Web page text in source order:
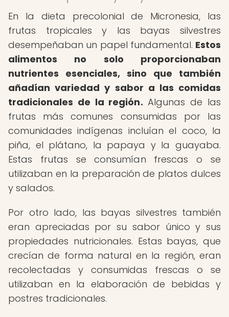
En la dieta precolonial de Micronesia, las
frutas tropicales y las bayas silvestres
desempeñaban un papel fundamental. Estos
alimentos no solo proporcionaban
nutrientes esenciales, sino que también
añadían variedad y sabor a las comidas
tradicionales de la región. Algunas de las
frutas más comunes consumidas por las
comunidades indígenas incluían el coco, la
piña, el plátano, la papaya y la guayaba.
Estas frutas se consumían frescas o se
utilizaban en la preparación de platos dulces
y salados.
Por otro lado, las bayas silvestres también
eran apreciadas por su sabor único y sus
propiedades nutricionales. Estas bayas, que
crecían de forma natural en la región, eran
recolectadas y consumidas frescas o se
utilizaban en la elaboración de bebidas y
postres tradicionales.